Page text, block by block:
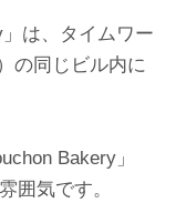
は、タイムワー
の同じビル内に
Bakery」
囲気です。